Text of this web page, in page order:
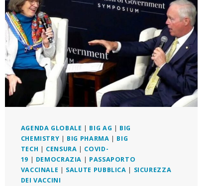
AGENDA GLOBALE | BIG AG | BIG
CHEMISTRY | BIG PHARMA | BIG
TECH | CENSURA | COVID-
19 | DEMOCRAZIA | PASSAPORTO
VACCINALE | SALUTE PUBBLICA | SICUREZZA
DEI VACCINI